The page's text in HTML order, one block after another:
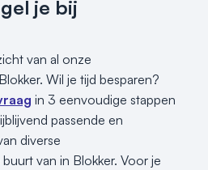
je bij
van al onze
Wil je tijd besparen?
in 3 eenvoudige stappen
passende en
diverse
van in Blokker. Voor je